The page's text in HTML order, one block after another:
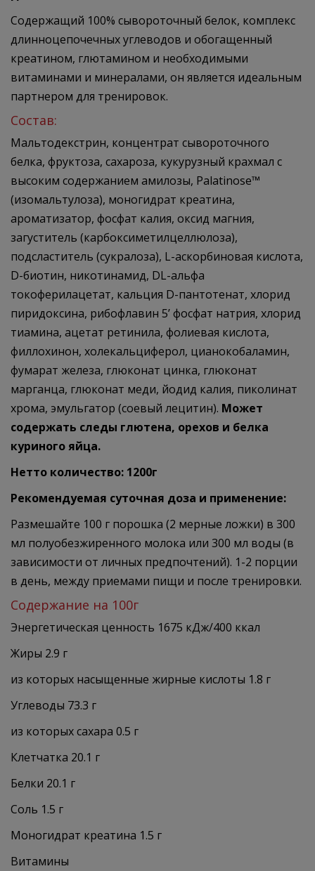
Содержащий 100% сывороточный белок, комплекс
длинноцепочечных углеводов и обогащенный
креатином, глютамином и необходимыми
витаминами и минералами, он является идеальным
партнером для тренировок.
Состав:
Мальтодекстрин, концентрат сывороточного
белка, фруктоза, сахароза, кукурузный крахмал с
высоким содержанием амилозы, Palatinose™
(изомальтулоза), моногидрат креатина,
ароматизатор, фосфат калия, оксид магния,
загуститель (карбоксиметилцеллюлоза),
подсластитель (сукралоза), L-аскорбиновая кислота,
D-биотин, никотинамид, DL-альфа
токоферилацетат, кальция D-пантотенат, хлорид
пиридоксина, рибофлавин 5’ фосфат натрия, хлорид
тиамина, ацетат ретинила, фолиевая кислота,
филлохинон, холекальциферол, цианокобаламин,
фумарат железа, глюконат цинка, глюконат
марганца, глюконат меди, йодид калия, пиколинат
хрома, эмульгатор (соевый лецитин). Может
содержать следы глютена, орехов и белка
куриного яйца.
Нетто количество: 1200г
Рекомендуемая суточная доза и применение:
Размешайте 100 г порошка (2 мерные ложки) в 300
мл полуобезжиренного молока или 300 мл воды (в
зависимости от личных предпочтений). 1-2 порции
в день, между приемами пищи и после тренировки.
Содержание на 100г
Энергетическая ценность 1675 кДж/400 ккал
Жиры 2.9 г
из которых насыщенные жирные кислоты 1.8 г
Углеводы 73.3 г
из которых сахара 0.5 г
Клетчатка 20.1 г
Белки 20.1 г
Соль 1.5 г
Моногидрат креатина 1.5 г
Витамины